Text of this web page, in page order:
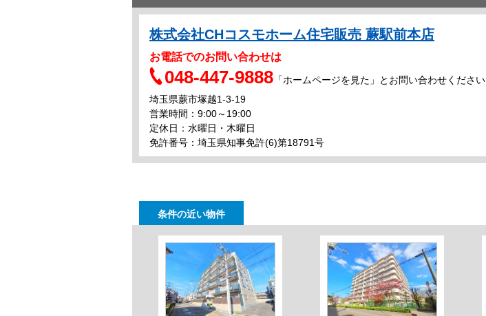
株式会社CHコスモホーム住宅販売 蕨駅前本店
お電話でのお問い合わせは
048-447-9888 「ホームページを見た」とお問い合わせください
埼玉県蕨市塚越1-3-19
営業時間：9:00～19:00
定休日：水曜日・木曜日
免許番号：埼玉県知事免許(6)第18791号
条件の近い物件